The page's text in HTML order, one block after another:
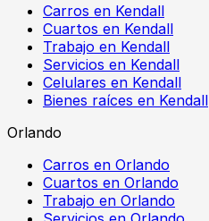
Carros en Kendall
Cuartos en Kendall
Trabajo en Kendall
Servicios en Kendall
Celulares en Kendall
Bienes raíces en Kendall
Orlando
Carros en Orlando
Cuartos en Orlando
Trabajo en Orlando